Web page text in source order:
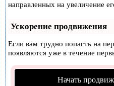
направленных на увеличение
Ускорение продвижения
Если вам трудно попасть на
появляются уже в течение
Начать